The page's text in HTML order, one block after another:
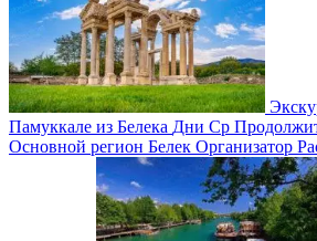
Памуккале из Белека Дни Ср
Основной регион Белек Организатор